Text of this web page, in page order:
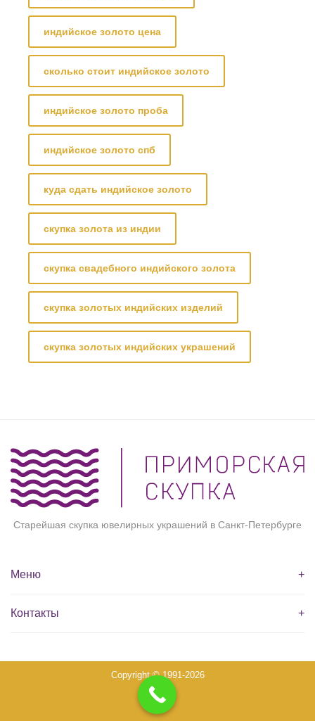
индийское золото цена
сколько стоит индийское золото
индийское золото проба
индийское золото спб
куда сдать индийское золото
скупка золота из индии
скупка свадебного индийского золота
скупка золотых индийских изделий
скупка золотых индийских украшений
Старейшая скупка ювелирных украшений в Санкт-Петербурге
Меню +
Контакты +
Copyright © 1991-2026